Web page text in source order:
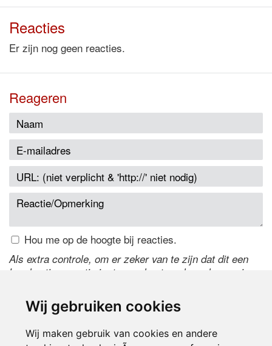
Wij gebruiken cookies
Wij maken gebruik van cookies en andere
Reacties
Er zijn nog geen reacties.
Reageren
Hou me op de hoogte bij reacties.
Als extra controle, om er zeker van te zijn dat dit een
handmatige reactie is, typ onderstaande code over in
de code te wijzigen.